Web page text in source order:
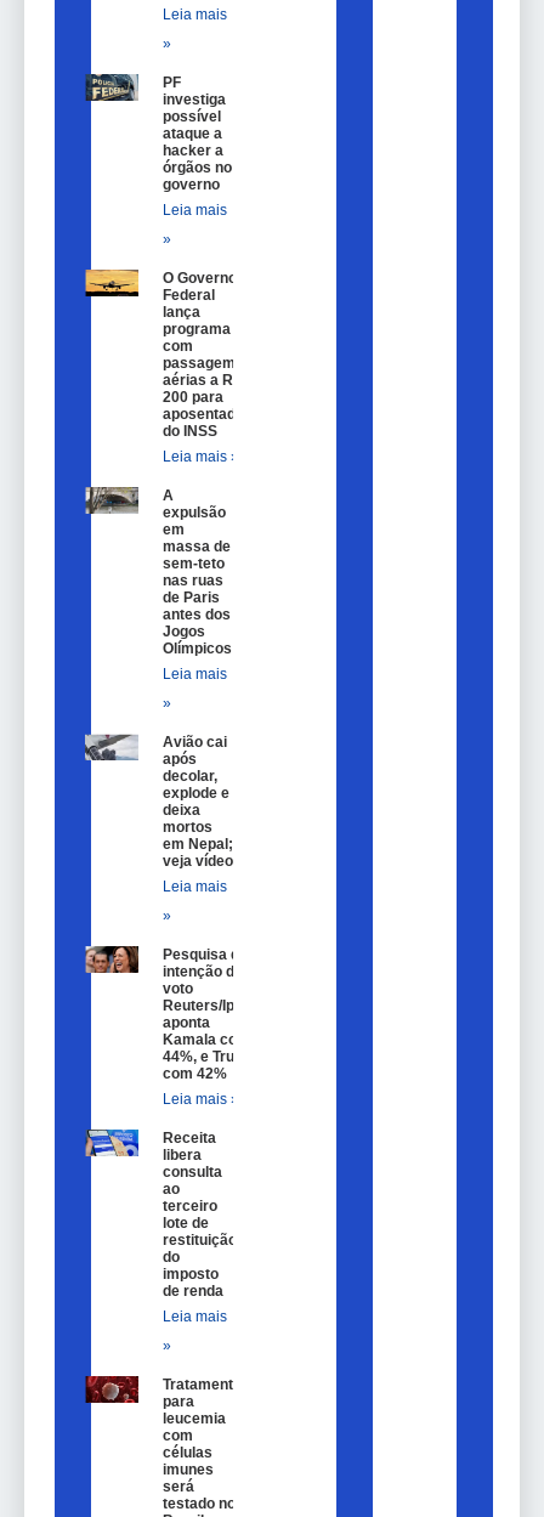
Leia mais
»
PF
investiga
possível
ataque a
hacker a
órgãos no
governo
Leia mais
»
O Governo
Federal
lança
programa
com
passagem
aérias a R$
200 para
aposentados
do INSS
Leia mais »
A
expulsão
em
massa de
sem-teto
nas ruas
de Paris
antes dos
Jogos
Olímpicos
Leia mais
»
Avião cai
após
decolar,
explode e
deixa
mortos
em Nepal;
veja vídeo
Leia mais
»
Pesquisa de
intenção de
voto
Reuters/Ipsos
aponta
Kamala com
44%, e Trump
com 42%
Leia mais »
Receita
libera
consulta
ao
terceiro
lote de
restituição
do
imposto
de renda
Leia mais
»
Tratamento
para
leucemia
com
células
imunes
será
testado no